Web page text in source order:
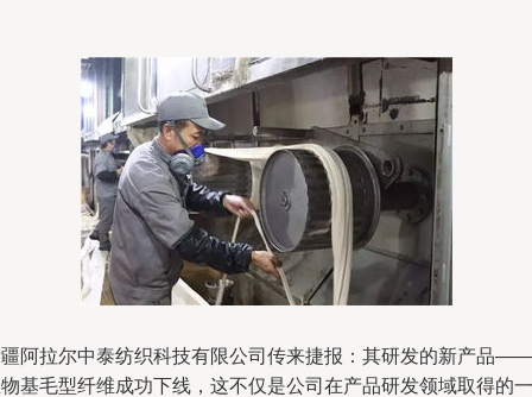
阿拉尔中泰纺织科技有限公司传来捷报：其研发的新产品——
基毛型纤维成功下线，这不仅是公司在产品研发领域取得的一